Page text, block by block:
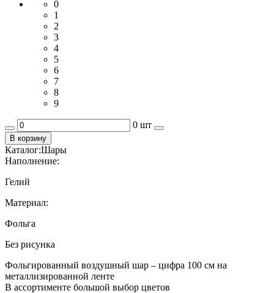
0
1
2
3
4
5
6
7
8
9
0 шт
В корзину
Каталог:Шары
Наполнение:
Гелий
Материал:
Фольга
Без рисунка
Фольгированный воздушный шар – цифра 100 см на
металлизированной ленте
В ассортименте большой выбор цветов